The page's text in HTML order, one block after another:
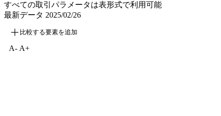
すべての取引パラメータは表形式で利用可能
最新データ 2025/02/26
比較する要素を追加